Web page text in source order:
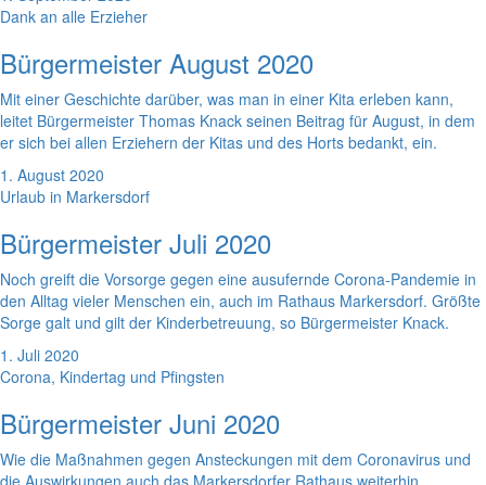
Dank an alle Erzieher
Bürgermeister August 2020
Mit einer Geschichte darüber, was man in einer Kita erleben kann,
leitet Bürgermeister Thomas Knack seinen Beitrag für August, in dem
er sich bei allen Erziehern der Kitas und des Horts bedankt, ein.
1. August 2020
Urlaub in Markersdorf
Bürgermeister Juli 2020
Noch greift die Vorsorge gegen eine ausufernde Corona-Pandemie in
den Alltag vieler Menschen ein, auch im Rathaus Markersdorf. Größte
Sorge galt und gilt der Kinderbetreuung, so Bürgermeister Knack.
1. Juli 2020
Corona, Kindertag und Pfingsten
Bürgermeister Juni 2020
Wie die Maßnahmen gegen Ansteckungen mit dem Coronavirus und
die Auswirkungen auch das Markersdorfer Rathaus weiterhin